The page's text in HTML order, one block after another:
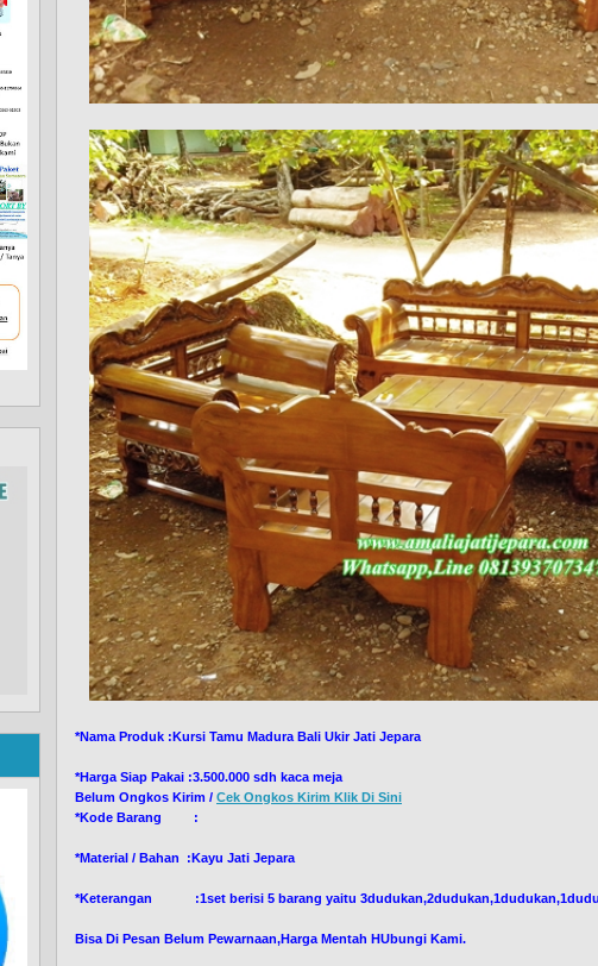
*Nama Produk :Kursi Tamu Madura Bali Ukir Jati Jepara
*Harga Siap Pakai :3.500.000 sdh kaca meja
Belum Ongkos Kirim / Cek Ongkos Kirim Klik Di Sini
*Kode Barang :
*Material / Bahan :Kayu Jati Jepara
*Keterangan :1set berisi 5 barang yaitu
Bisa Di Pesan Belum Pewarnaan,Harga Mentah HUbungi Kami.